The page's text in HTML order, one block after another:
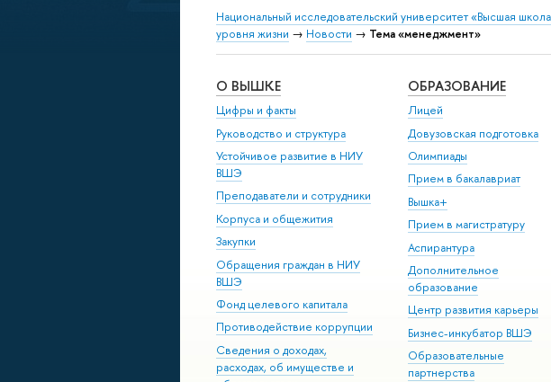
Национальный исследовательский университет «Высшая
уровня жизни → Новости → Тема «менеджмент»
О ВЫШКЕ
Цифры и факты
Руководство и структура
Устойчивое развитие в НИУ
ВШЭ
Преподаватели и сотрудники
Корпуса и общежития
Закупки
Обращения граждан в НИУ
ВШЭ
Фонд целевого капитала
Противодействие коррупции
Сведения о доходах,
расходах, об имуществе и
ОБРАЗОВАНИЕ
Лицей
Довузовская подготовка
Олимпиады
Прием в бакалавриат
Вышка+
Прием в магистратуру
Аспирантура
Дополнительное
образование
Центр развития карьеры
Бизнес-инкубатор ВШЭ
Образовательные
партнерства